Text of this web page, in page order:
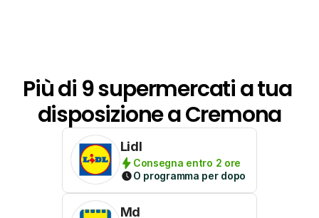
Più di 9 supermercati a tua
disposizione a Cremona
Lidl
Consegna entro 2 ore
O programma per dopo
Md